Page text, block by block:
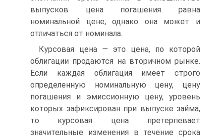
выпусков цена погашения равна
номинальной цене, однако она может и
отличаться от номинала.
Курсовая цена — это цена, по которой
облигации продаются на вторичном рынке.
Если каждая облигация имеет строго
определенную номинальную цену, цену
погашения и эмиссионную цену, уровень
которых зафиксирован при выпуске займа,
то курсовая цена претерпевает
значительные изменения в течение срока